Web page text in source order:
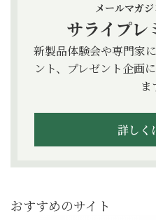
メールマガ
サライプレ
新製品体験会や専門家
ント、プレゼント企画
ま
詳しく
おすすめのサイト